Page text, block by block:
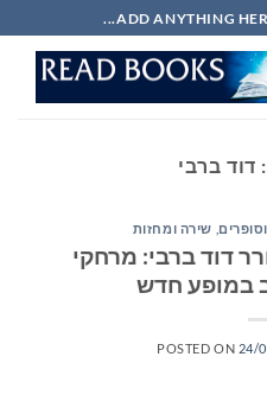
ADD ANYTHING
דוד ברבי
שירה ומחזות
דוד ברבי: מרחקי
במופע חדש
POSTED ON 24/